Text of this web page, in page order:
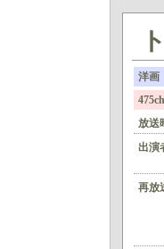
洋画
放送
出演
再放